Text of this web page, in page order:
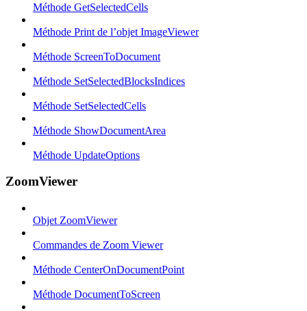
Méthode GetSelectedCells
Méthode Print de l’objet ImageViewer
Méthode ScreenToDocument
Méthode SetSelectedBlocksIndices
Méthode SetSelectedCells
Méthode ShowDocumentArea
Méthode UpdateOptions
ZoomViewer
Objet ZoomViewer
Commandes de Zoom Viewer
Méthode CenterOnDocumentPoint
Méthode DocumentToScreen